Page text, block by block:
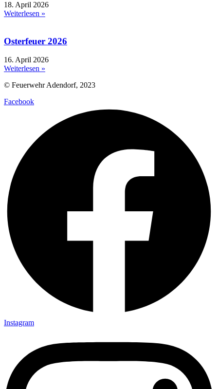
18. April 2026
Weiterlesen »
Osterfeuer 2026
16. April 2026
Weiterlesen »
© Feuerwehr Adendorf, 2023
Facebook
Instagram